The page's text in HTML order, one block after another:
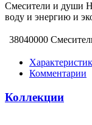
Смесители и души
воду и энергию и
38040000
Комментарии
Коллекции